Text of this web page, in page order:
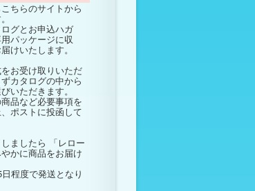
ちらのサイトから
グとお申込ハガ
パッケージに収
けいたします。
お受け取りいただ
カタログの中から
いただきます。
品など必要事項を
ポストに投函して
ましたら 「レロー
かに商品をお届け
程度で発送となり